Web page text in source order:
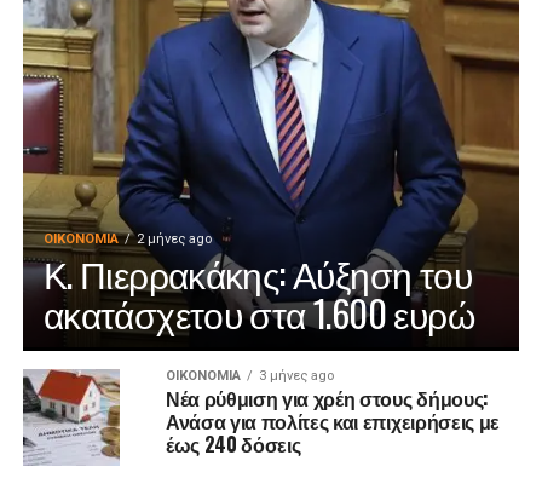
ΟΙΚΟΝΟΜΊΑ 2 μήνες ago
Κ. Πιερρακάκης: Αύξηση του
ακατάσχετου στα 1.600 ευρώ
ΟΙΚΟΝΟΜΊΑ 3 μήνες ago
Νέα ρύθμιση για χρέη στους δήμους:
Ανάσα για πολίτες και επιχειρήσεις με
έως 240 δόσεις